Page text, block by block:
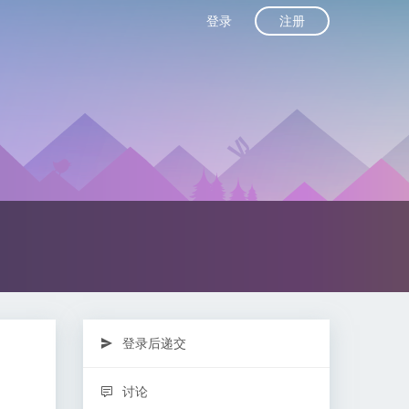
登录 注册
登录后递交
讨论